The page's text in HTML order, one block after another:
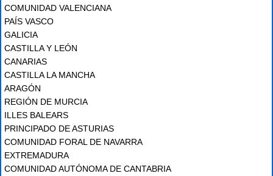
COMUNIDAD VALENCIANA
PAÍS VASCO
GALICIA
CASTILLA Y LEÓN
CANARIAS
CASTILLA LA MANCHA
ARAGÓN
REGIÓN DE MURCIA
ILLES BALEARS
PRINCIPADO DE ASTURIAS
COMUNIDAD FORAL DE NAVARRA
EXTREMADURA
COMUNIDAD AUTÓNOMA DE CANTABRIA